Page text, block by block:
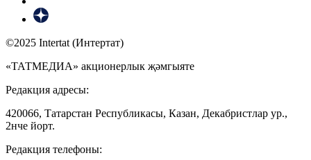
©2025 Intertat (Интертат)
«ТАТМЕДИА» акционерлык җәмгыяте
Редакция адресы:
420066, Татарстан Республикасы, Казан, Декабристлар ур.,
2нче йорт.
Редакция телефоны: